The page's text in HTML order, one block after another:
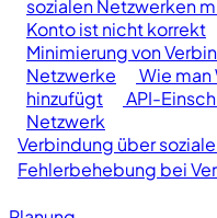
sozialen Netzwerken
Konto ist nicht korrekt
Minimierung von
Netzwerke
Wie
hinzufügt
API-
Netzwerk
Verbindung über
Fehlerbehebung bei